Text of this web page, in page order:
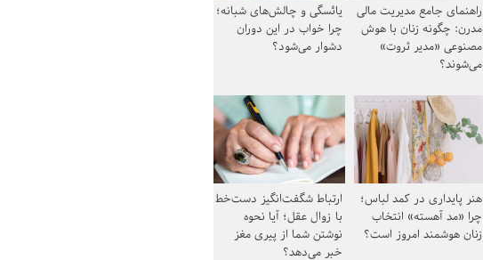
راهنمای جامع مدیریت مالی
مدرن: چگونه زنان با هوش
مصنوعی «مدیر ثروت»
می‌شوند؟
یائسگی و چالش‌های شبانه؛
چرا خواب در این دوران
دشوار می‌شود؟
هنر پایداری در کمد لباس؛
چرا «مد آهسته» انتخاب
زنان هوشمند امروز است؟
ارتباط شگفت‌انگیز دست‌خط
با زوال عقل؛ آیا نحوه
نوشتن شما از پیری مغز
خبر می‌دهد؟